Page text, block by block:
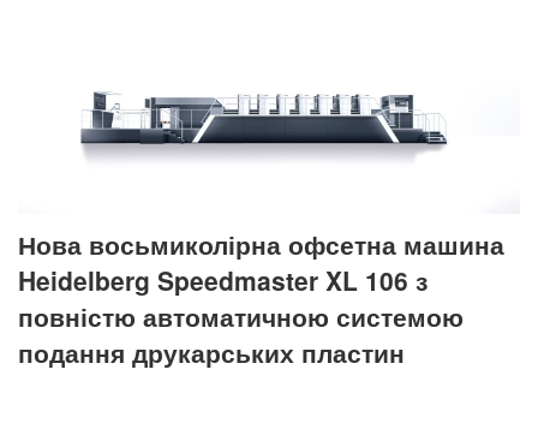
Нова восьмиколірна офсетна машина
Heidelberg Speedmaster XL 106 з
повністю автоматичною системою
подання друкарських пластин